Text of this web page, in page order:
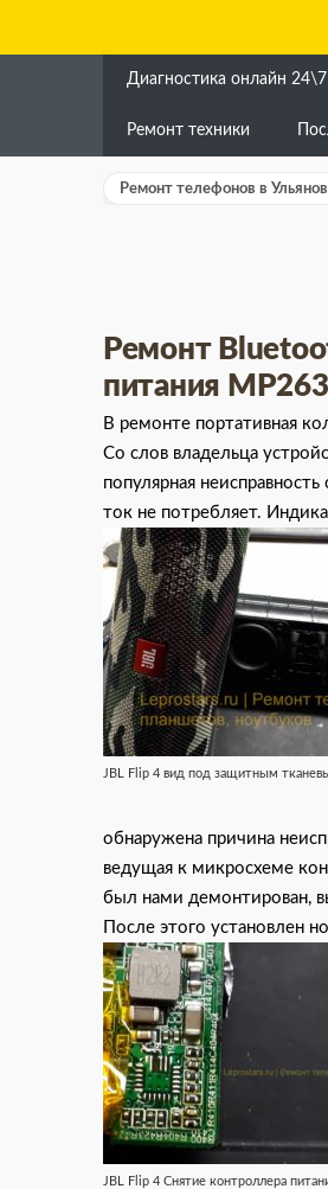
Диагностика онлайн
Ремонт техники
Ремонт телефонов в
Ремонт
питания
В ремонте портативная
Со слов владельца
популярная
ток не потребляет.
JBL Flip 4 вид под защитным
обнаружена причина
ведущая к микросхеме
был нами демонтирован,
После этого установлен
JBL Flip 4 Снятие контроллера